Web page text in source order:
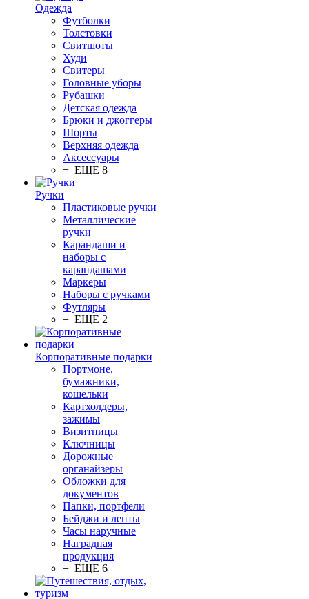
Одежда
Футболки
Толстовки
Свитшоты
Худи
Свитеры
Головные уборы
Рубашки
Детская одежда
Брюки и джоггеры
Шорты
Верхняя одежда
Аксессуары
+ ЕЩЕ 8
Ручки
Пластиковые ручки
Металлические
ручки
Карандаши и
наборы с
карандашами
Маркеры
Наборы с ручками
Футляры
+ ЕЩЕ 2
Корпоративные подарки
Портмоне,
бумажники,
кошельки
Картхолдеры,
зажимы
Визитницы
Ключницы
Дорожные
органайзеры
Обложки для
документов
Папки, портфели
Бейджи и ленты
Часы наручные
Наградная
продукция
+ ЕЩЕ 6